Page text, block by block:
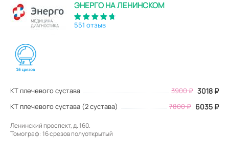
ЭНЕРГО НА ЛЕНИНСКОМ
551 отзыв
КТ плечевого сустава 3900₽ 3018 ₽
КТ плечевого сустава (2 сустава) 7800 ₽ 6035 ₽
Ленинский проспект, д. 160.
Томограф: 16 срезов полуоткрытый